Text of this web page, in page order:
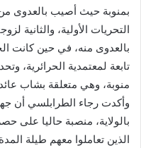
بمنوبة حيث أصيب بالعدوى
التحريات الأولية، والثانية
بالعدوى منه، في حين كانت
تابعة لمعتمدية الحرائرية،
منوبة، وهي متعلقة بشاب
وأكدت رجاء الطرابلسي أن
بالولاية، منصبة حاليا على
الذين تعاملوا معهم طيلة